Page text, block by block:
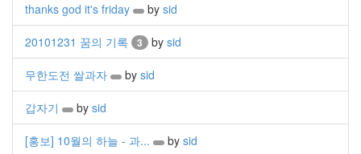
thanks god it's friday by sid
20101231 꿈의 기록 3 by sid
무한도전 쌀과자 by sid
갑자기 by sid
[홍보] 10월의 하늘 - 과... by sid